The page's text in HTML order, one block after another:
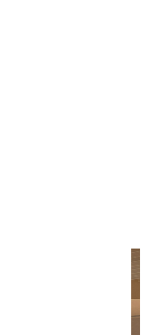
潟で活躍する企業ト
ベント。
ーンし、当社のDX推
いただきました。